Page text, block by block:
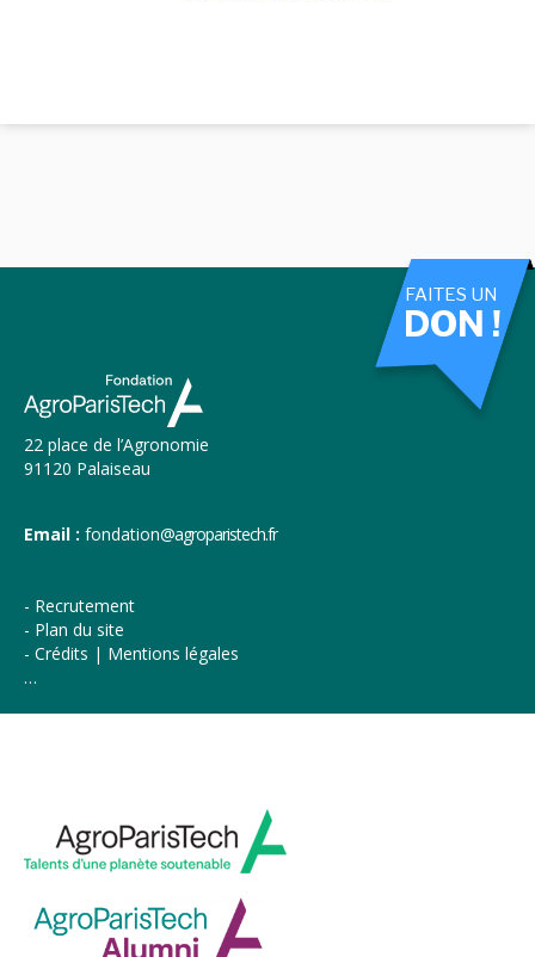
22 place de l’Agronomie
91120 Palaiseau
Email : fondation@agroparistech.fr
Recrutement
Plan du site
Crédits | Mentions légales
…
FAITES UN
DON !